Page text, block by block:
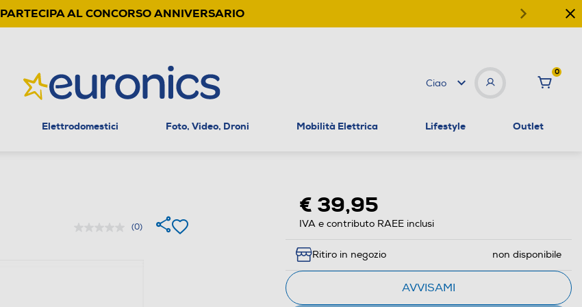
PARTECIPA AL CONCORSO ANNIVERSARIO
Ciao
0
Elettrodomestici Foto, Video, Droni Mobilità Elettrica Lifestyle Outlet
(0)
€ 39,95
IVA e contributo RAEE inclusi
Ritiro in negozio non disponibile
AVVISAMI